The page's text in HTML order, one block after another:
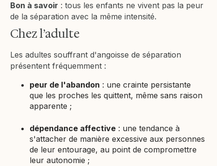
Bon à savoir : tous les enfants ne vivent pas la peur
de la séparation avec la même intensité.
Chez l’adulte
Les adultes souffrant d'angoisse de séparation
présentent fréquemment :
peur de l'abandon : une crainte persistante
que les proches les quittent, même sans raison
apparente ;
dépendance affective : une tendance à
s'attacher de manière excessive aux personnes
de leur entourage, au point de compromettre
leur autonomie ;